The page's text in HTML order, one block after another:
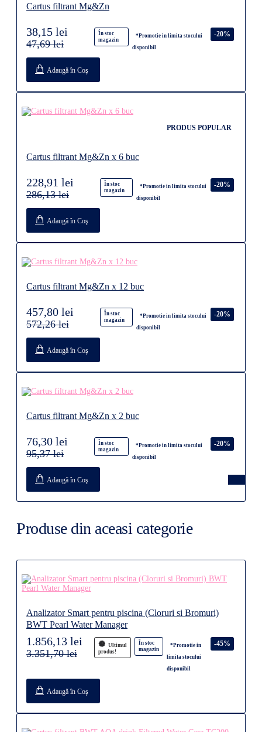
Cartus filtrant Mg&Zn
În stoc
magazin
*Promotie in limita stocului
disponibil
-20%
38,15 lei
47,69 lei
Adaugă în Coş
PRODUS POPULAR
Cartus filtrant Mg&Zn x 6 buc
În stoc
magazin
*Promotie in limita stocului
disponibil
-20%
228,91 lei
286,13 lei
Adaugă în Coş
Cartus filtrant Mg&Zn x 12 buc
În stoc
magazin
*Promotie in limita stocului
disponibil
-20%
457,80 lei
572,26 lei
Adaugă în Coş
Cartus filtrant Mg&Zn x 2 buc
În stoc
magazin
*Promotie in limita stocului
disponibil
-20%
76,30 lei
95,37 lei
Adaugă în Coş
Produse din aceasi categorie
Analizator Smart pentru piscina (Cloruri si Bromuri)
BWT Pearl Water Manager
Ultimul
produs!
În stoc
magazin
*Promotie in
limita stocului
disponibil
-45%
1.856,13 lei
3.351,70 lei
Adaugă în Coş